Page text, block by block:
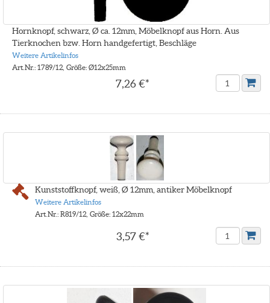
Hornknopf, schwarz, Ø ca. 12mm, Möbelknopf aus Horn. Aus
Tierknochen bzw. Horn handgefertigt, Beschläge
Weitere Artikelinfos
Art.Nr.: 1789/12, Größe: Ø12x25mm
7,26 €*
Kunststoffknopf, weiß, Ø 12mm, antiker Möbelknopf
Weitere Artikelinfos
Art.Nr.: R819/12, Größe: 12x22mm
3,57 €*